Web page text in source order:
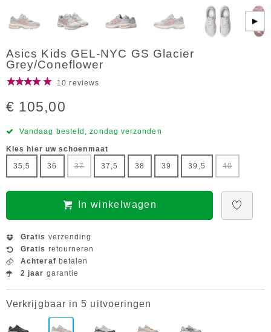
▶
Asics Kids GEL-NYC GS Glacier
Grey/Coneflower
10 reviews
€ 105,00
Vandaag besteld, zondag verzonden
Kies hier uw schoenmaat
35,5
36 37 37,5 38 39 39,5 40
In winkelwagen
Gratis verzending
Gratis retourneren
Achteraf betalen
2 jaar garantie
Verkrijgbaar in 5 uitvoeringen